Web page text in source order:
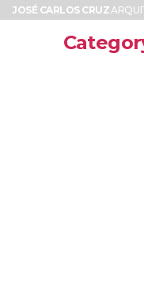
JOSÉ CARLOS CRUZ